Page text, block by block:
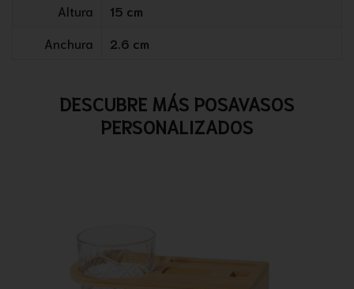
Altura
15 cm
Anchura
2.6 cm
DESCUBRE MÁS POSAVASOS
PERSONALIZADOS